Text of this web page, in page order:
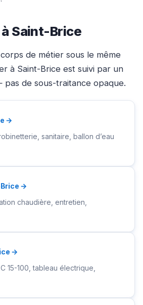
Saint-Brice
de métier sous le même
à Saint-Brice est suivi par un
de sous-traitance opaque.
→
sanitaire, ballon d’eau
→
chaudière, entretien,
→
15-100, tableau électrique,